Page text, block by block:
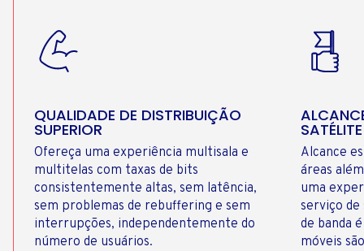
QUALIDADE DE DISTRIBUIÇÃO
SUPERIOR
Ofereça uma experiência multisala e
multitelas com taxas de bits
consistentemente altas, sem latência,
sem problemas de rebuffering e sem
interrupções, independentemente do
número de usuários.
SATÉLITE
Alcance
áreas
uma
serviço
de banda
móveis